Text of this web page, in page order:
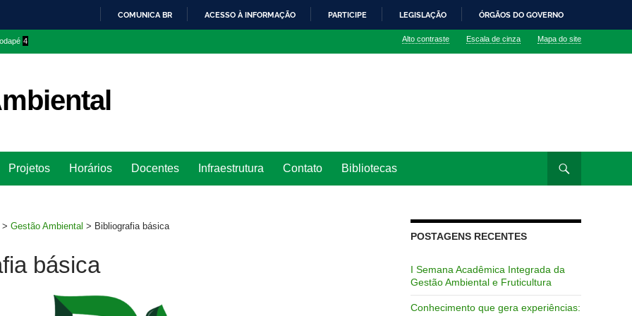
O
COMUNICA BR ACESSO À INFORMAÇÃO PARTICIPE LEGISLAÇÃO ÓRGÃOS DO GOVERNO
4 Alto contraste Escala de cinza Mapa do site
para
Projetos Horários Docentes Infraestrutura Contato Bibliotecas
> Gestão Ambiental > Bibliografia básica
básica
POSTAGENS RECENTES
I Semana Acadêmica Integrada da
Gestão Ambiental e Fruticultura
Conhecimento que gera experiências: